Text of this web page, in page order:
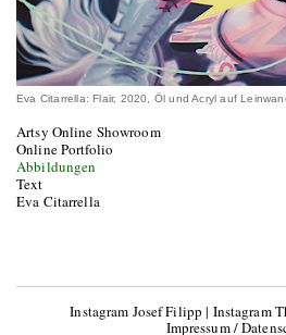
Eva Citarrella: Flair, 2020, Öl und Acryl auf
Artsy Online Showroom
Online Portfolio
Abbildungen
Text
Eva Citarrella
Instagram Josef Filipp | Instagram
Impressum /